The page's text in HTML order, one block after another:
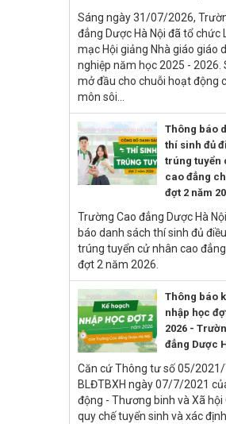
Sáng ngày 31/07/2026,
đẳng Dược Hà Nội đã tổ chức
mạc Hội giảng Nhà giáo giáo
nghiệp năm học 2025 - 2026.
mở đầu cho chuỗi hoạt động
môn sôi...
Thông báo
thí sinh đủ
trúng tuyển
cao đẳng
đợt 2 năm
Trường Cao đẳng Dược Hà
báo danh sách thí sinh đủ
trúng tuyển cử nhân cao
đợt 2 năm 2026.
Thông báo
nhập học
2026 -
đẳng Dược
Căn cứ Thông tư số 05/2021/
BLĐTBXH ngày 07/7/2021
động - Thương binh và Xã hội
quy chế tuyển sinh và xác